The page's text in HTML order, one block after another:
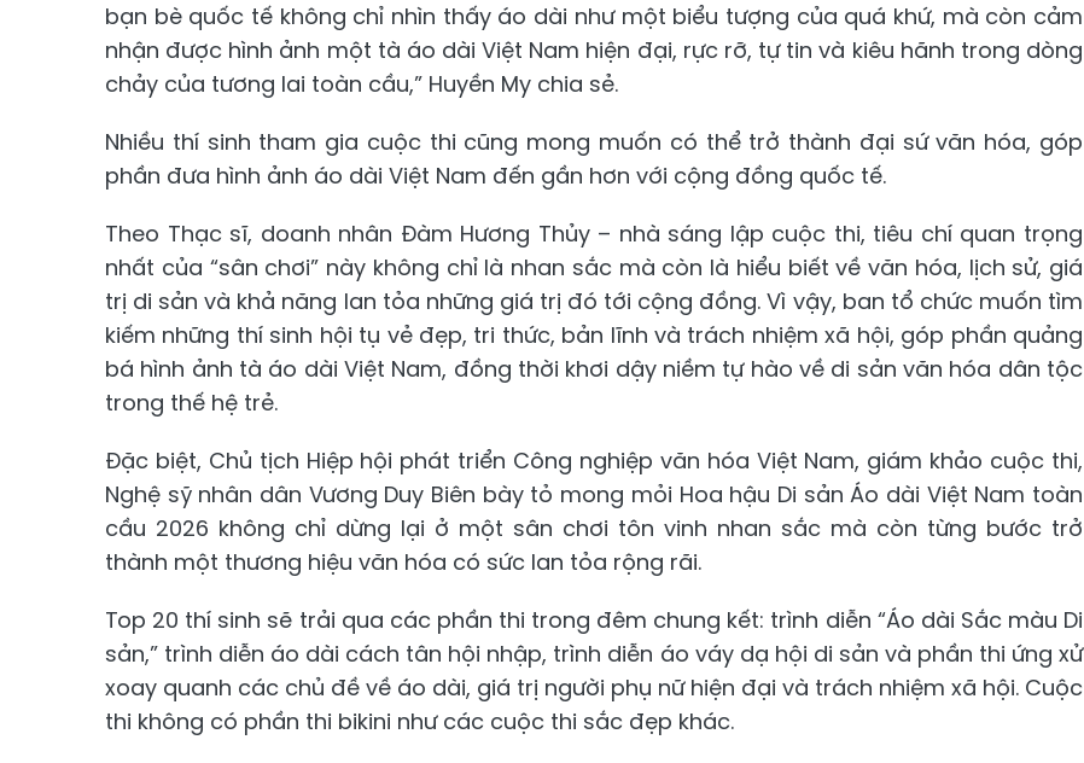
bạn bè quốc tế không chỉ nhìn thấy áo dài như một biểu tượng của quá khứ, mà còn cảm
nhận được hình ảnh một tà áo dài Việt Nam hiện đại, rực rỡ, tự tin và kiêu hãnh trong dòng
chảy của tương lai toàn cầu,” Huyền My chia sẻ.
Nhiều thí sinh tham gia cuộc thi cũng mong muốn có thể trở thành đại sứ văn hóa, góp
phần đưa hình ảnh áo dài Việt Nam đến gần hơn với cộng đồng quốc tế.
Theo Thạc sĩ, doanh nhân Đàm Hương Thủy – nhà sáng lập cuộc thi, tiêu chí quan trọng
nhất của “sân chơi” này không chỉ là nhan sắc mà còn là hiểu biết về văn hóa, lịch sử, giá
trị di sản và khả năng lan tỏa những giá trị đó tới cộng đồng. Vì vậy, ban tổ chức muốn tìm
kiếm những thí sinh hội tụ vẻ đẹp, tri thức, bản lĩnh và trách nhiệm xã hội, góp phần quảng
bá hình ảnh tà áo dài Việt Nam, đồng thời khơi dậy niềm tự hào về di sản văn hóa dân tộc
trong thế hệ trẻ.
Đặc biệt, Chủ tịch Hiệp hội phát triển Công nghiệp văn hóa Việt Nam, giám khảo cuộc thi,
Nghệ sỹ nhân dân Vương Duy Biên bày tỏ mong mỏi Hoa hậu Di sản Áo dài Việt Nam toàn
cầu 2026 không chỉ dừng lại ở một sân chơi tôn vinh nhan sắc mà còn từng bước trở
thành một thương hiệu văn hóa có sức lan tỏa rộng rãi.
Top 20 thí sinh sẽ trải qua các phần thi trong đêm chung kết: trình diễn “Áo dài Sắc màu Di
sản,” trình diễn áo dài cách tân hội nhập, trình diễn áo váy dạ hội di sản và phần thi ứng xử
xoay quanh các chủ đề về áo dài, giá trị người phụ nữ hiện đại và trách nhiệm xã hội. Cuộc
thi không có phần thi bikini như các cuộc thi sắc đẹp khác.